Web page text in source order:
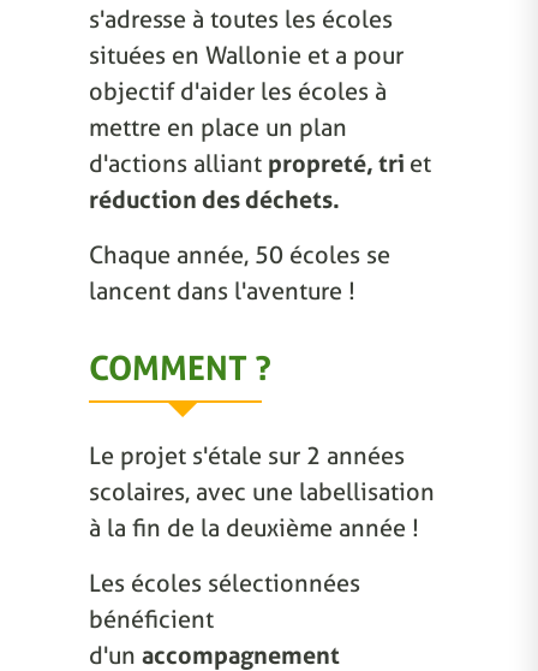
s'adresse à toutes les écoles
situées en Wallonie et a pour
objectif d'aider les écoles à
mettre en place un plan
d'actions alliant propreté, tri et
réduction des déchets.
Chaque année, 50 écoles se
lancent dans l'aventure !
COMMENT ?
Le projet s'étale sur 2 années
scolaires, avec une labellisation
à la fin de la deuxième année !
Les écoles sélectionnées
bénéficient
d'un accompagnement